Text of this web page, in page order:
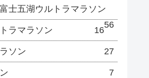
士五湖ウルトラマラソン
56
ラマラソン 16
ソン 27
7